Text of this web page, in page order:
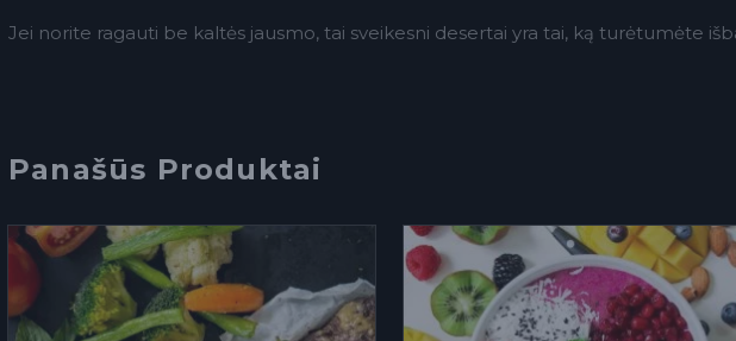
Jei norite ragauti be kaltės jausmo, tai sveikesni desertai yra tai, ką turėtumėte
Panašūs Produktai